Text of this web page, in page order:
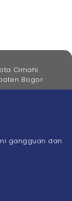
Cimahi
Bogor
gangguan dan